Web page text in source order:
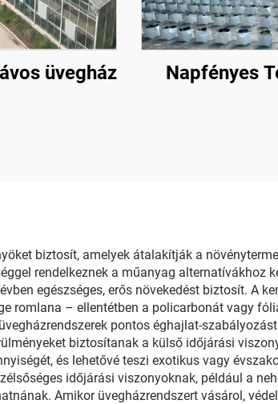
üvegház Napfényes
biztosít, amelyek átalakítják a
rendelkeznek a műanyag alternatívákhoz
egészséges, erős növekedést biztosít. A
romlana – ellentétben a policarbonát vagy
pontos éghajlat-
biztosítanak a külső időjárási
és lehetővé teszi exotikus vagy
időjárási viszonyoknak, például a
Amikor üvegházrendszert vásárol,